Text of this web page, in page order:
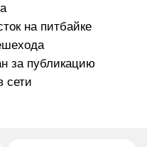
на питбайке
за публикацию
сети